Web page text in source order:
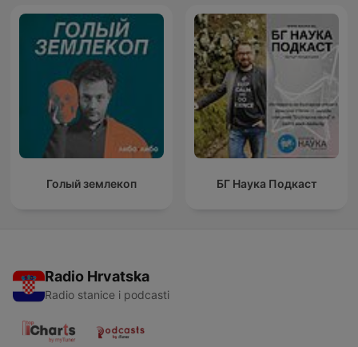
Голый землекоп БГ Наука Подкаст
Radio Hrvatska
Radio stanice i podcasti